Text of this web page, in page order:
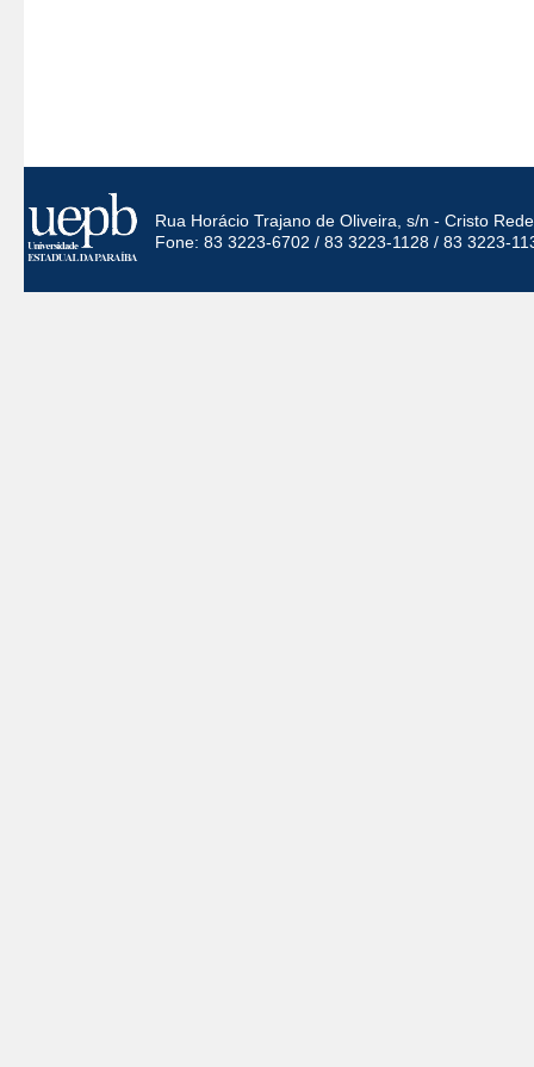
Rua Horácio Trajano de Oliveira, s/n - Cristo
Fone: 83 3223-6702 / 83 3223-1128 / 83 3223-